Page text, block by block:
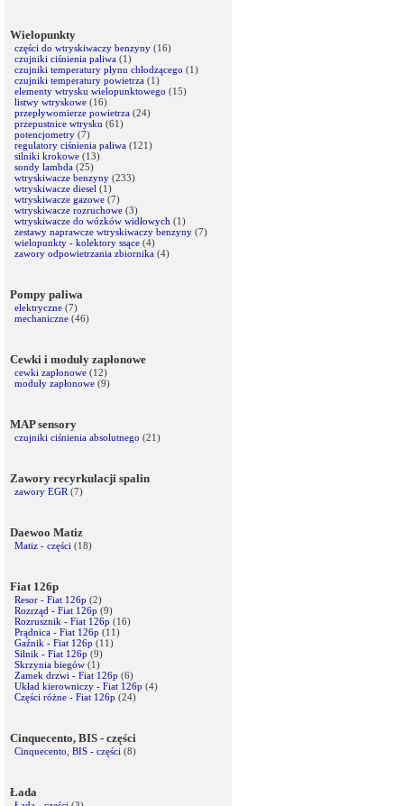
Wielopunkty
części do wtryskiwaczy benzyny (16)
czujniki ciśnienia paliwa (1)
czujniki temperatury płynu chłodzącego (1)
czujniki temperatury powietrza (1)
elementy wtrysku wielopunktowego (15)
listwy wtryskowe (16)
przepływomierze powietrza (24)
przepustnice wtrysku (61)
potencjometry (7)
regulatory ciśnienia paliwa (121)
silniki krokowe (13)
sondy lambda (25)
wtryskiwacze benzyny (233)
wtryskiwacze diesel (1)
wtryskiwacze gazowe (7)
wtryskiwacze rozruchowe (3)
wtryskiwacze do wózków widłowych (1)
zestawy naprawcze wtryskiwaczy benzyny (7)
wielopunkty - kolektory ssące (4)
zawory odpowietrzania zbiornika (4)
Pompy paliwa
elektryczne (7)
mechaniczne (46)
Cewki i moduły zapłonowe
cewki zapłonowe (12)
moduły zapłonowe (9)
MAP sensory
czujniki ciśnienia absolutnego (21)
Zawory recyrkulacji spalin
zawory EGR (7)
Daewoo Matiz
Matiz - części (18)
Fiat 126p
Resor - Fiat 126p (2)
Rozrząd - Fiat 126p (9)
Rozrusznik - Fiat 126p (16)
Prądnica - Fiat 126p (11)
Gaźnik - Fiat 126p (11)
Silnik - Fiat 126p (9)
Skrzynia biegów (1)
Zamek drzwi - Fiat 126p (6)
Układ kierowniczy - Fiat 126p (4)
Części różne - Fiat 126p (24)
Cinquecento, BIS - części
Cinquecento, BIS - części (8)
Łada